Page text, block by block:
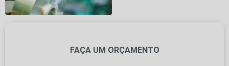
FAÇA UM ORÇAMENTO